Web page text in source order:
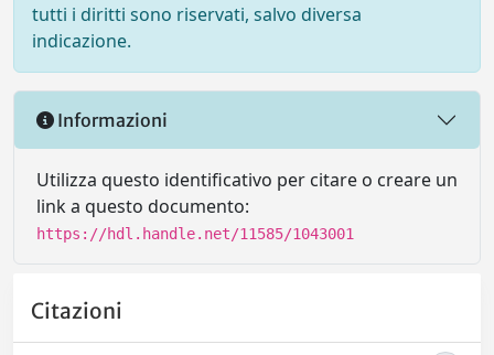
tutti i diritti sono riservati, salvo diversa
indicazione.
Informazioni
Utilizza questo identificativo per citare o creare un
link a questo documento:
https://hdl.handle.net/11585/1043001
Citazioni